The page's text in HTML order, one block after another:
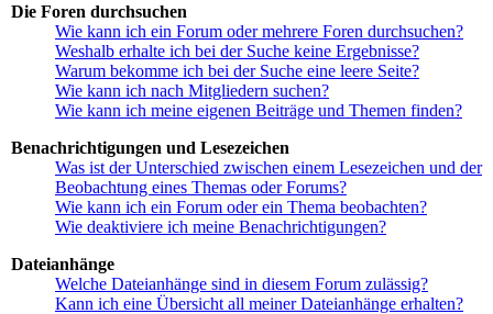
Die Foren durchsuchen
Wie kann ich ein Forum oder mehrere Foren durchsuchen?
Weshalb erhalte ich bei der Suche keine Ergebnisse?
Warum bekomme ich bei der Suche eine leere Seite?
Wie kann ich nach Mitgliedern suchen?
Wie kann ich meine eigenen Beiträge und Themen finden?
Benachrichtigungen und Lesezeichen
Was ist der Unterschied zwischen einem Lesezeichen und der
Beobachtung eines Themas oder Forums?
Wie kann ich ein Forum oder ein Thema beobachten?
Wie deaktiviere ich meine Benachrichtigungen?
Dateianhänge
Welche Dateianhänge sind in diesem Forum zulässig?
Kann ich eine Übersicht all meiner Dateianhänge erhalten?